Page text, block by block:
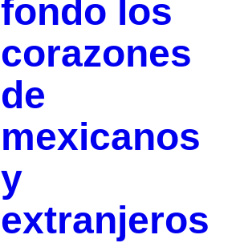
fondo los
corazones
de
mexicanos
y
extranjeros